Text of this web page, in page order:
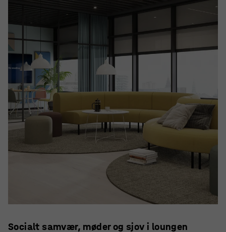
Socialt samvær, møder og sjov i loungen